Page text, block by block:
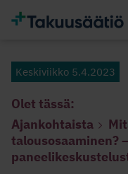
Keskiviikko 5.4.2023
Olet tässä:
Ajankohtaista
talousosaaminen?